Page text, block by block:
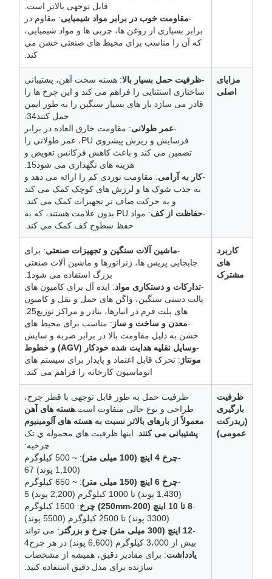
قابل توجهی بالاتر است.
-مقاومت خوب در برابر مواد شیمیایی: مقاوم در
برابر بسیاری از روغن ها، چربی ها و مواد شیمیایی،
که آن را مناسب برای محیط های صنعتی خشن می
کند.
مزایای
اصلی
-ظرفیت حمل بسیار بالا: هسته سخت آهن، پشتیبانی
ساختاری استثنایی را فراهم می کند و این چرخ ها را
قادر می سازد بار های بسیار سنگین را به طور ایمن
حمل کنند34.
-عمر طولانی: مقاومت خارق العاده در برابر
فرسایش و ریزش پیشروی PU، عمر طولانی را
تضمین می کند و باعث کاهش فرکانس تعویض و
هزینه های نگهداری می شود15.
-کار به آرامی: مقاومت نوردی کم را ارائه می دهد و
به جذب شوک ها و لرزش های کوچک کمک می کند
و به حرکت صاف تر تجهیزات کمک می کند.
-حفاظت از کف
: مواد PU بدون علامت هستند، که به
حفظ سطوح کف کمک می کند.
کاربرد
های
مشترک
-ماشین آلات سنگین و تجهیزات صنعتی: برای
جابجایی پریس ها، ژنراتورها و ماشین آلات صنعتی
بزرگ استفاده می شود1.
-تدارکات و دستکاری مواد: ایده آل برای کامیون های
پالت دستی سنگین، واگن های حمل و نقل و کامیون
های پلت فرم در انبارها، بنادر و مراکز توزیع25.
-معدن و ساخت و ساز : مناسب برای محیط های
خشن به دلیل مقاومت بالا در برابر ضربه و سایش
-
وسایل نقلیه هدایت شده خودکار (AGV) و خطوط
مونتاژ : تحرک قابل اعتماد و پایدار برای سیستم های
اتوماسیون کارخانه را فراهم می کند.
ظرفیت
بارگیری
(ریدرکت
عمومی)
ظرفیت حمل به طور قابل توجهی با قطر چرخ،
طراحی و نوع حالی متفاوت است. هسته های آهن
معمولاً از بارهای بالاتر نسبت به هسته های آلومینیوم
پشتیبانی می کنند . اينها ظرفيت هاي محموله ي تک
چرخيه:
-چرخ 4 اینچ (100 میلی متر)
: ~ 500 کیلوگرم
(1,100 پوند) 67
-چرخ 6 اینچ (150 میلی متر)
: ~ 650 کیلوگرم
(1,430 پوند) تا 1000 کیلوگرم (2,200 پوند) 5
-8 تا 10 اینچ (200-250mm) چرخ
: 1500 کیلوگرم
(3300 پوند) تا 2500 کیلوگرم (5500 پوند)
-12 اینچ (300 میلی متر) چرخ و بزرگتر
: می تواند
بیش از 3،000 کیلوگرم (6,600 پوند) در هر چرخ4
یادداشت: برای مقادیر دقیق، همیشه از مشخصات
سازنده برای مدل دقیق استفاده کنید.